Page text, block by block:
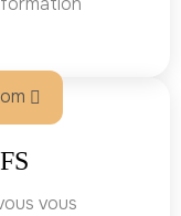
vous